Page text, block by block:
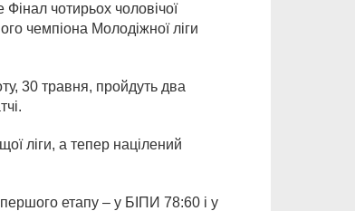
чотирьох чоловічої
чемпіона Молодіжної ліги
30 травня, пройдуть два
ліги, а тепер націлений
етапу – у БІПИ 78:60 і у